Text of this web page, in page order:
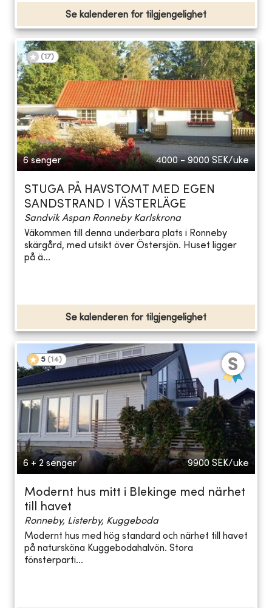
Se kalenderen for tilgjengelighet
(17)
6 senger 4000 - 9000 SEK/uke
STUGA PÅ HAVSTOMT MED EGEN
SANDSTRAND I VÄSTERLÄGE
Sandvik Aspan Ronneby Karlskrona
Väkommen till denna underbara plats i Ronneby
skärgård, med utsikt över Östersjön. Huset ligger
på ä...
Se kalenderen for tilgjengelighet
5 (14)
6 + 2 senger 9900 SEK/uke
Modernt hus mitt i Blekinge med närhet
till havet
Ronneby, Listerby, Kuggeboda
Modernt hus med hög standard och närhet till havet
på natursköna Kuggebodahalvön. Stora
fönsterparti...